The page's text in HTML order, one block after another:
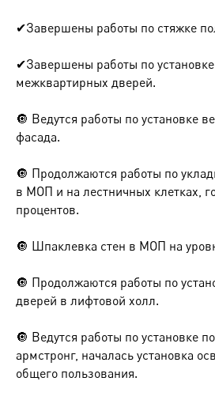
✔Завершены работы по стяжке
✔Завершены работы по
межквартирных дверей.
🔘 Ведутся работы по установке
фасада.
🔘 Продолжаются работы по
в МОП и на лестничных клетках,
процентов.
🔘 Шпаклевка стен в МОП на
🔘 Продолжаются работы по
дверей в лифтовой холл.
🔘 Ведутся работы по установке
армстронг, началась установка
общего пользования.